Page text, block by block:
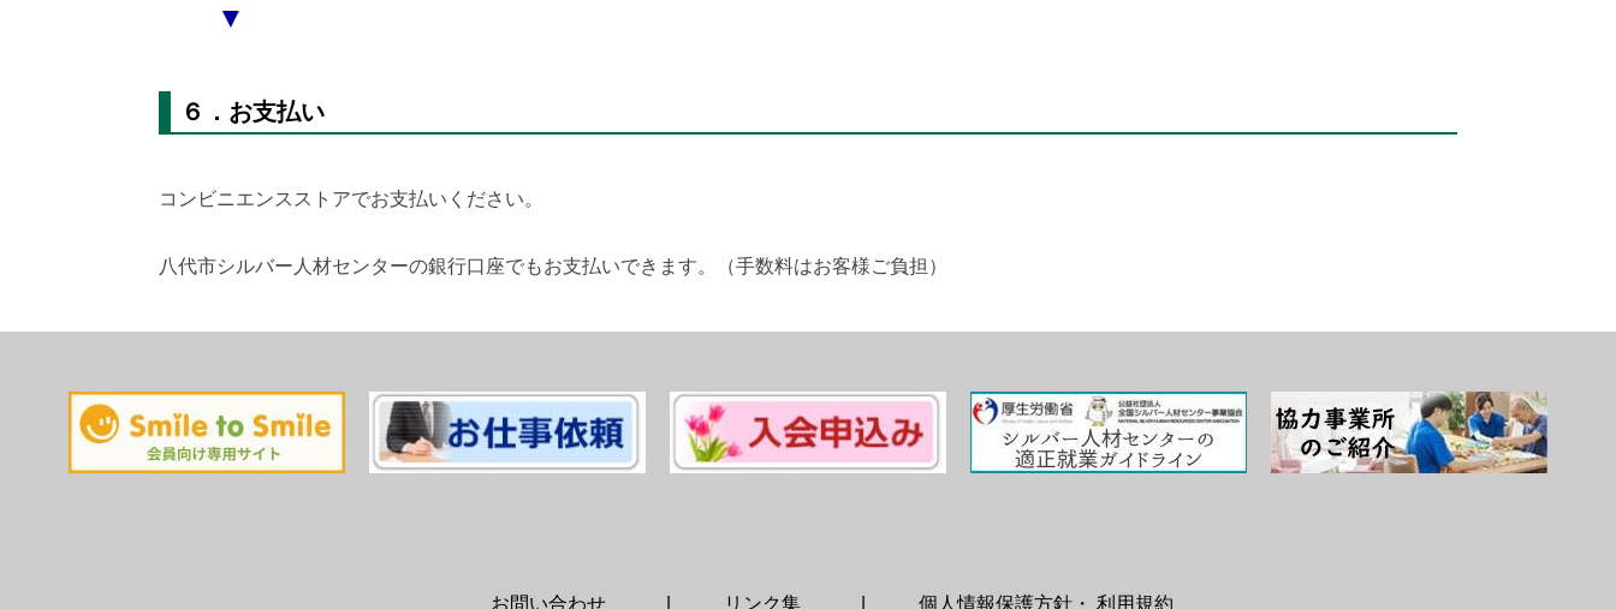
▼
６．お支払い
コンビニエンスストアでお支払いください。
八代市シルバー人材センターの銀行口座でもお支払いできます。（手数料はお客様ご負担）
お問い合わせ リンク集 個人情報保護方針・ 利用規約